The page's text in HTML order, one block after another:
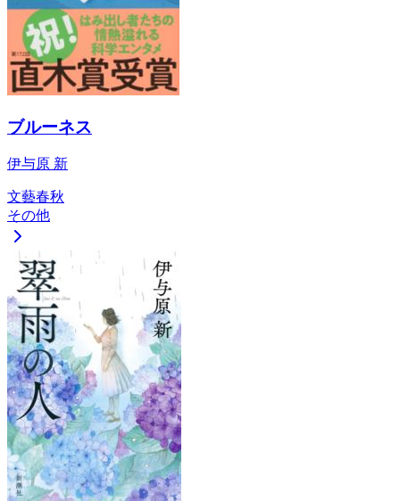
ブルーネス
伊与原 新
文藝春秋
その他